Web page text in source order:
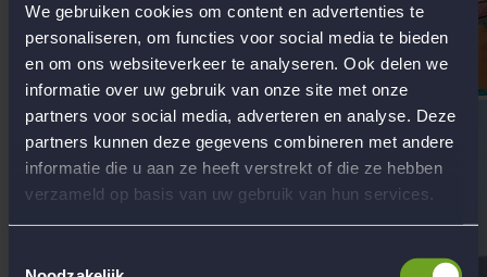
We gebruiken cookies om content en advertenties te
personaliseren, om functies voor social media te bieden
en om ons websiteverkeer te analyseren. Ook delen we
informatie over uw gebruik van onze site met onze
partners voor social media, adverteren en analyse. Deze
partners kunnen deze gegevens combineren met andere
informatie die u aan ze heeft verstrekt of die ze hebben
verzameld op basis van uw gebruik van hun services.